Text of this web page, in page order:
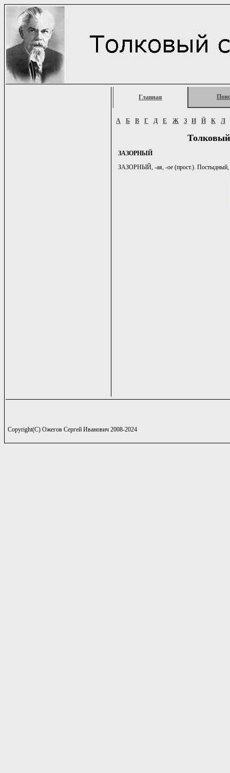
Главная
А Б В Г Д Е Ж З И Й К Л
ЗАЗОРНЫЙ
ЗАЗОРНЫЙ, -ая, -ое (прост.). Постыдный,
Copyright(C) Ожегов Сергей Иванович 2008-2024